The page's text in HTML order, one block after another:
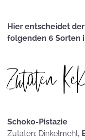
Hier entscheidet
folgenden 6 Sorten
Zutaten
Schoko-Pistazie
Zutaten: Dinkelmehl,